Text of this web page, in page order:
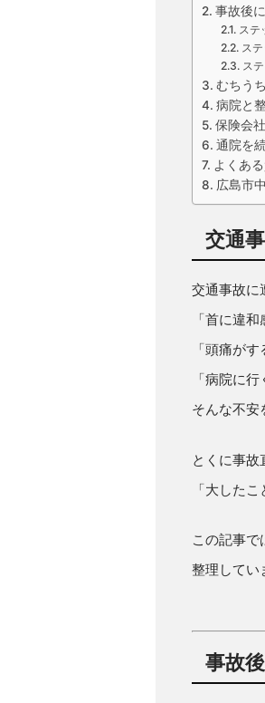
事故後
ステ
ス
ス
むちう
病院と
保険会
通院を
よくある
広島市
交通
交通事故に
「首に違和
「頭痛が
「病院に
そんな不安
とくに事故
「大した
この記事
整理してい
事故